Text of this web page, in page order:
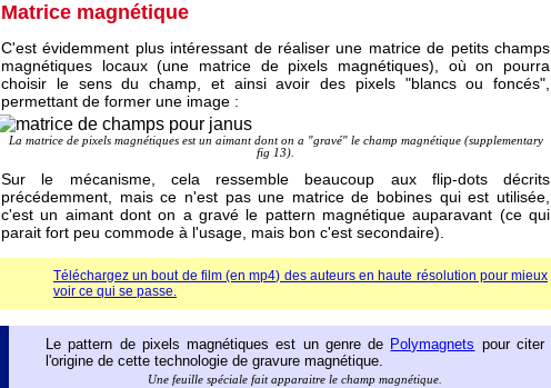
Matrice magnétique
C'est évidemment plus intéressant de réaliser une matrice de petits champs
magnétiques locaux (une matrice de pixels magnétiques), où on pourra
choisir le sens du champ, et ainsi avoir des pixels "blancs ou foncés",
permettant de former une image :
La matrice de pixels magnétiques est un aimant dont on a "gravé" le champ magnétique (supplementary
fig 13).
Sur le mécanisme, cela ressemble beaucoup aux flip-dots décrits
précédemment, mais ce n'est pas une matrice de bobines qui est utilisée,
c'est un aimant dont on a gravé le pattern magnétique auparavant (ce qui
parait fort peu commode à l'usage, mais bon c'est secondaire).
Téléchargez un bout de film (en mp4) des auteurs en haute résolution pour mieux
voir ce qui se passe.
Le pattern de pixels magnétiques est un genre de Polymagnets pour citer
l'origine de cette technologie de gravure magnétique.
Une feuille spéciale fait apparaitre le champ magnétique.